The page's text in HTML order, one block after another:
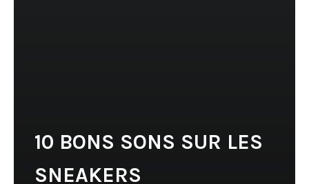
10 BONS SONS SUR LES
SNEAKERS